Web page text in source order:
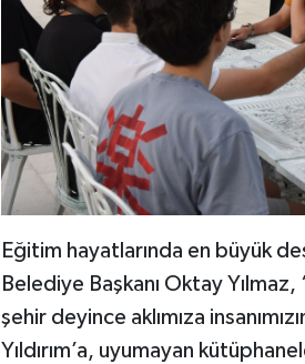
Eğitim hayatlarında en büyük
Belediye Başkanı Oktay
şehir deyince aklımıza
Yıldırım’a, uyumayan